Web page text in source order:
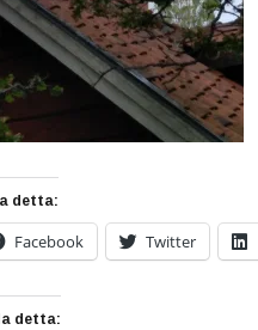
detta:
Facebook Twitter
detta: